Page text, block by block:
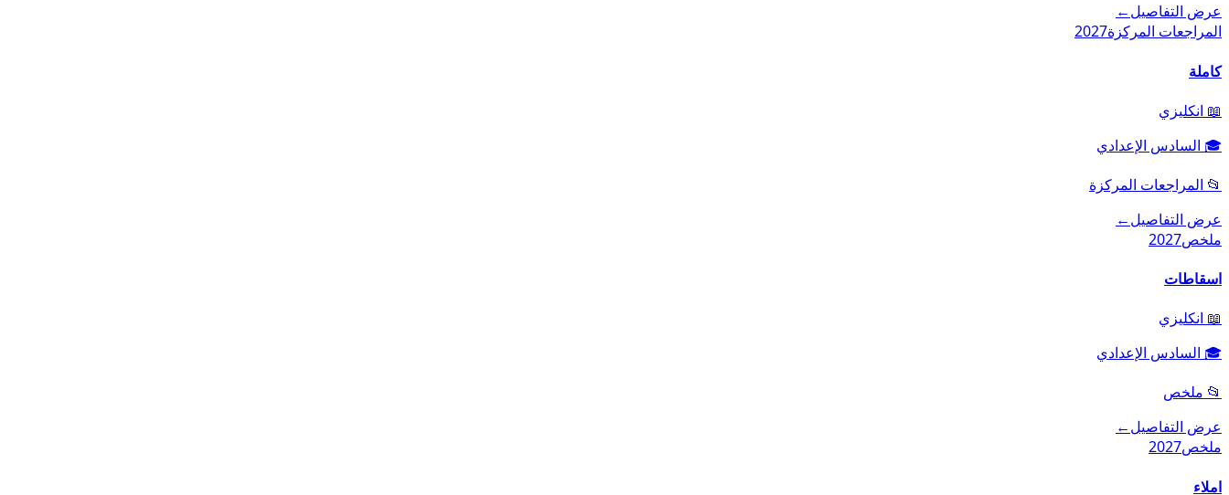
عرض التفاصيل←
المراجعات المركزة2027
كاملة
📖 انكليزي
🎓 السادس الإعدادي
📂 المراجعات المركزة
عرض التفاصيل←
ملخص2027
اسقاطات
📖 انكليزي
🎓 السادس الإعدادي
📂 ملخص
عرض التفاصيل←
ملخص2027
املاء